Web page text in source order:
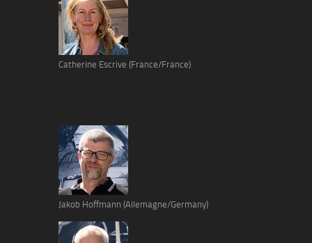
Catherine Escrive (France/France)
Jakob Hoffmann (Allemagne/Germany)